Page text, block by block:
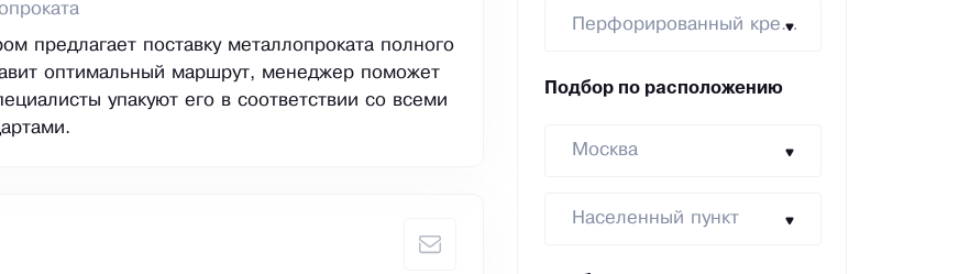
предлагает поставку металлопроката полного
оптимальный маршрут, менеджер поможет
упакуют его в соответствии со всеми
Перфорированный крепеж
Подбор по расположению
Москва
Населенный пункт